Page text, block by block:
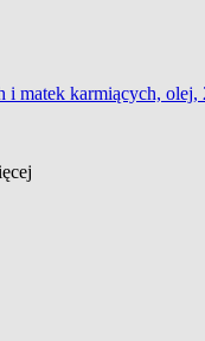
i matek karmiących, olej,